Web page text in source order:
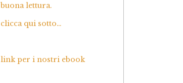
buona lettura.
clicca qui sotto…
link per i nostri ebook